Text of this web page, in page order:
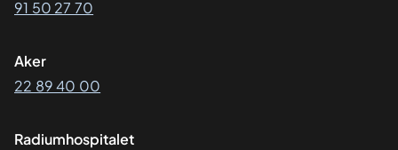
91 50 27 70
Aker
22 89 40 00
Radiumhospitalet